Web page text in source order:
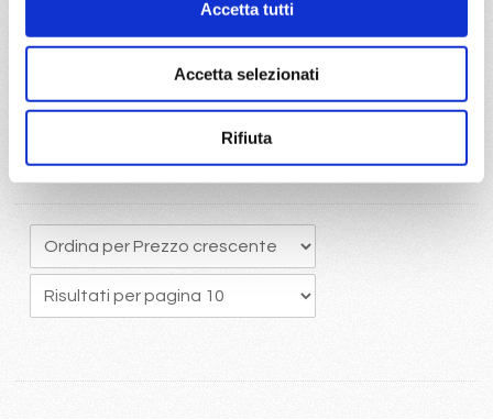
Accetta tutti
Accetta selezionati
Rifiuta
che comprende una ottima selezione di bevande alcoliche e
analcoliche calde e fredde